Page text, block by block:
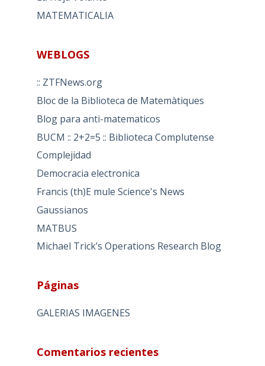
MATEMATICALIA
WEBLOGS
:: ZTFNews.org
Bloc de la Biblioteca de Matemàtiques
Blog para anti-matematicos
BUCM :: 2+2=5 :: Biblioteca Complutense
Complejidad
Democracia electronica
Francis (th)E mule Science's News
Gaussianos
MATBUS
Michael Trick’s Operations Research Blog
Páginas
GALERIAS IMAGENES
Comentarios recientes